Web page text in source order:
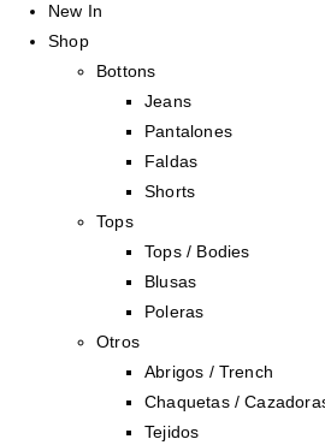
New In
Shop
Bottons
Jeans
Pantalones
Faldas
Shorts
Tops
Tops / Bodies
Blusas
Poleras
Otros
Abrigos / Trench
Chaquetas /
Tejidos